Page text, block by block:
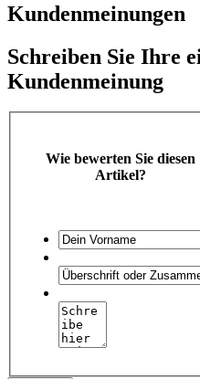
Kundenmeinungen
Schreiben Sie Ihre
Kundenmeinung
Wie bewerten Sie diesen
Artikel?